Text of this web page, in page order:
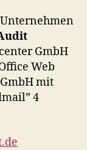
GmbH
Web
mit
4